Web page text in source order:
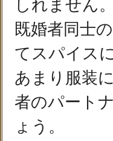
しれません。
既婚者同士
てスパイス
あまり服装
者のパート
ょう。